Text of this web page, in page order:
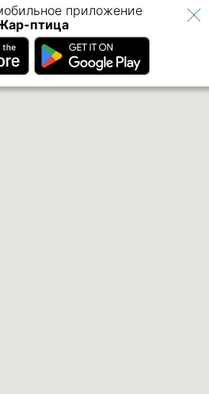
приложение
птица